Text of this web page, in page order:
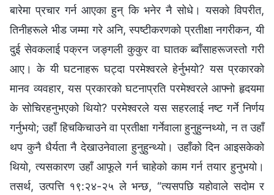
बारेमा प्रचार गर्न आएका हुन् कि भनेर नै सोधे। यसको विपरीत,
तिनीहरूले भीड जम्‍मा गरे अनि, स्पष्टीकरणको प्रतीक्षा नगरीकन, यी
दुई सेवकलाई पक्रन जङ्गली कुकुर वा घातक ब्‍वाँसाहरूजस्तो गरी
आए। के यी घटनाहरू घट्दा परमेश्‍वरले हेर्नुभयो? यस प्रकारको
मानव व्यवहार, यस प्रकारको घटनाप्रति परमेश्‍वरले आफ्‍नो हृदयमा
के सोचिरहनुभएको थियो? परमेश्‍वरले यस सहरलाई नष्ट गर्ने निर्णय
गर्नुभयो; उहाँ हिचकिचाउने वा प्रतीक्षा गर्नेवाला हुनुहुन्नथ्यो, न त उहाँ
थप कुनै धैर्यता नै देखाउनेवाला हुनुहुन्थ्यो। उहाँको दिन आइसकेको
थियो, त्यसकारण उहाँ आफूले गर्न चाहेको काम गर्न तयार हुनुभयो।
तसर्थ, उत्‍पत्ति १९:२४-२५ ले भन्छ, “त्यसपछि यहोवाले सदोम र